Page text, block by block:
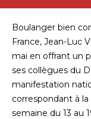
Boulanger bien
France, Jean-Luc
mai en offrant un
ses collègues du
manifestation
correspondant à
semaine du 13 au